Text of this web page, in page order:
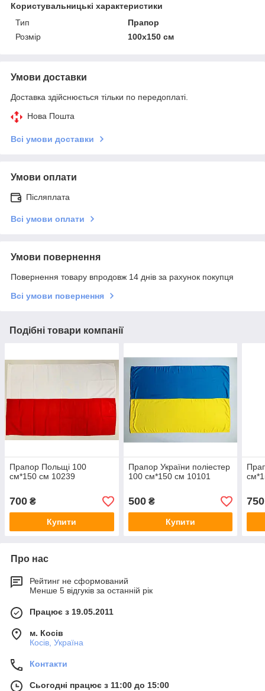
Користувальницькі характеристики
Тип
Прапор
Розмір
100х150 см
Умови доставки
Доставка здійснюється тільки по передоплаті.
Нова Пошта
Всі умови доставки
Умови оплати
Післяплата
Всі умови оплати
Умови повернення
Повернення товару впродовж 14 днів за рахунок покупця
Всі умови повернення
Подібні товари компанії
Прапор Польщі 100
см*150 см 10239
700 ₴
Купити
Прапор України поліестер
100 см*150 см 10101
500₴
Купити
750
Про нас
Рейтинг не сформований
Менше 5 відгуків за останній рік
Працює з 19.05.2011
м. Косів
Косів, Україна
Контакти
Сьогодні працює з 11:00 до 15:00